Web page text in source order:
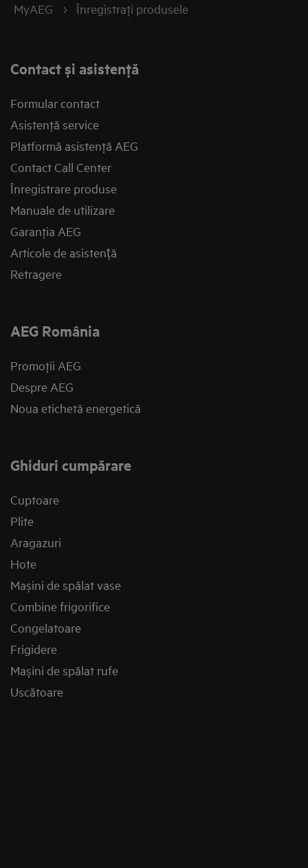
MyAEG Înregistraţi produsele
Contact și asistenţă
Formular contact
Asistenţă service
Platformă asistenţă AEG
Contact Call Center
Înregistrare produse
Manuale de utilizare
Garanţia AEG
Articole de asistență
Retragere
AEG România
Promoţii AEG
Despre AEG
Noua etichetă energetică
Ghiduri cumpărare
Cuptoare
Plite
Aragazuri
Hote
Mașini de spălat vase
Combine frigorifice
Congelatoare
Frigidere
Mașini de spălat rufe
Uscătoare